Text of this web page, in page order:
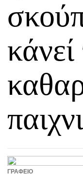
ΓΡΑΦΕΊΟ